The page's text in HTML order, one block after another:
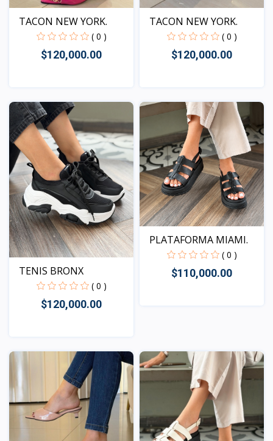
TACON NEW YORK.
( 0 )
$120,000.00
Vista
TACON NEW YORK.
( 0 )
$120,000.00
Vista
TENIS BRONX
( 0 )
$120,000.00
Vista
PLATAFORMA MIAMI.
( 0 )
$110,000.00